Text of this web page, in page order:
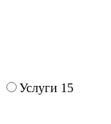
Услуги 15